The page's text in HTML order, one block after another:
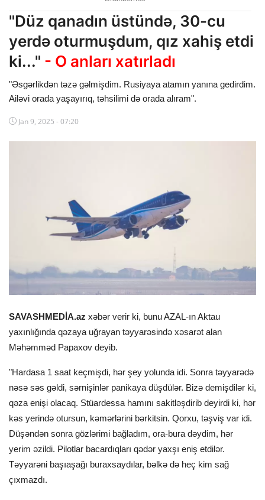
İdman
Kriminal
Mövqe
Maraqlı
Sağlıq
Digər
"Düz qanadın üstündə, 30-cu
yerdə oturmuşdum, qız xahiş etdi
ki..." - O anları xatırladı
"Əsgərlikdən təzə gəlmişdim. Rusiyaya atamın yanına gedirdim.
Ailəvi orada yaşayırıq, təhsilimi də orada alıram".
Jan 9, 2025 - 07:20
SAVASHMEDİA.az xəbər verir ki, bunu AZAL-ın Aktau
yaxınlığında qəzaya uğrayan təyyarəsində xəsarət alan
Məhəmməd Papaxov deyib.
"Hardasa 1 saat keçmişdi, hər şey yolunda idi. Sonra təyyarədə
nəsə səs gəldi, sərnişinlər panikaya düşdülər. Bizə demişdilər ki,
qəza enişi olacaq. Stüardessa hamını sakitləşdirib deyirdi ki, hər
kəs yerində otursun, kəmərlərini bərkitsin. Qorxu, təşviş var idi.
Düşəndən sonra gözlərimi bağladım, ora-bura dəydim, hər
yerim əzildi. Pilotlar bacardıqları qədər yaxşı eniş etdilər.
Təyyarəni başıaşağı buraxsaydılar, bəlkə də heç kim sağ
çıxmazdı.